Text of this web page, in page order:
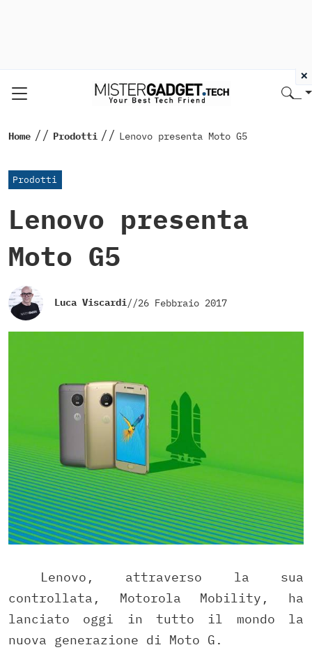
Home // Prodotti // Lenovo presenta Moto G5
Prodotti
Lenovo presenta
Moto G5
Luca Viscardi//26 Febbraio 2017
Lenovo, attraverso la sua
controllata, Motorola Mobility, ha
lanciato oggi in tutto il mondo la
nuova generazione di Moto G.
×